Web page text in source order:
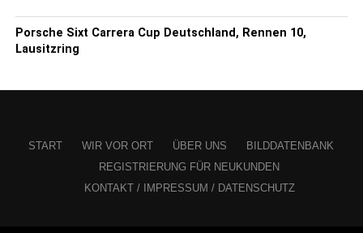
Porsche Sixt Carrera Cup Deutschland, Rennen 10,
Lausitzring
START WIR VOR ORT ÜBER UNS
BILDDATENBANK
REGISTRIERUNG FÜR NEUKUNDEN
KONTAKT / IMPRESSUM / DATENSCHUTZ